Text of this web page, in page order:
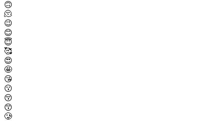
🙃
🫠
😉
😊
😇
🥰
😍
🤩
😘
😗
😚
😙
🥲